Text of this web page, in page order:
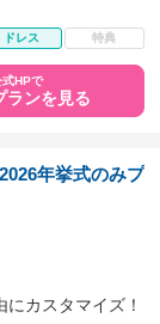
ドレス 特典
式HPで
ランを見る
年挙式のみプ
カスタマイズ！